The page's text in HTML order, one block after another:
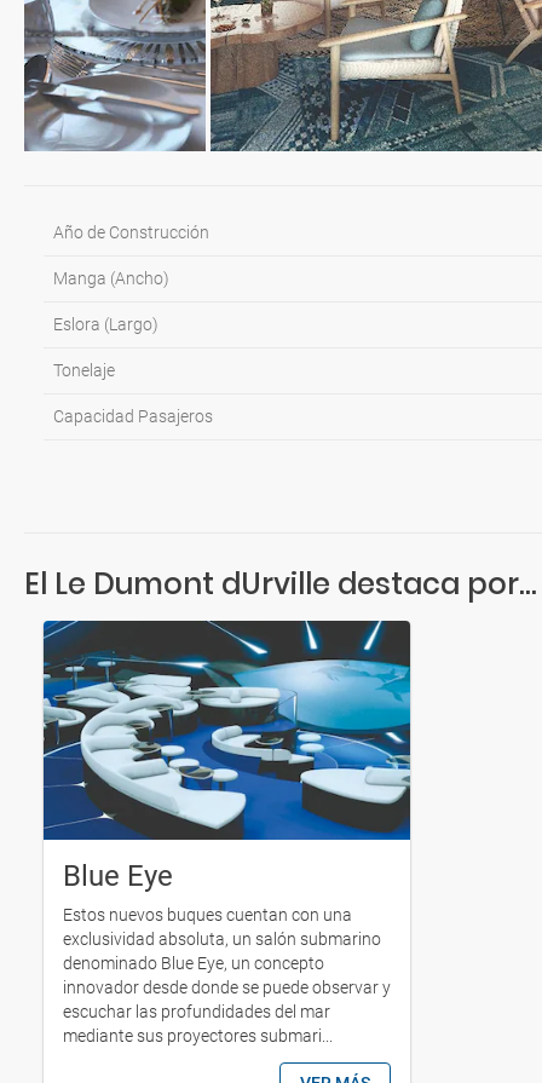
Llegada: 07:00H
Año de Construcción
Manga (Ancho)
Eslora (Largo)
Tonelaje
Capacidad Pasajeros
El Le Dumont dUrville destaca por...
Blue Eye
Estos nuevos buques cuentan con una
exclusividad absoluta, un salón submarino
denominado Blue Eye, un concepto
innovador desde donde se puede observar y
escuchar las profundidades del mar
mediante sus proyectores submari...